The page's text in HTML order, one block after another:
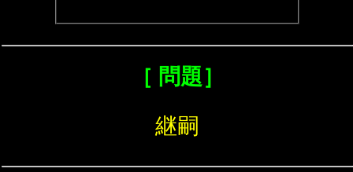
［ 問題］
継嗣